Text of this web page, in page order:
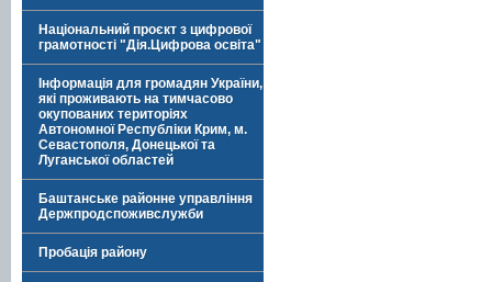
Національний проєкт з цифрової
грамотності "Дія.Цифрова освіта"
Інформація для громадян України,
які проживають на тимчасово
окупованих територіях
Автономної Республіки Крим, м.
Севастополя, Донецької та
Луганської областей
Баштанське районне управління
Держпродспоживслужби
Пробація району